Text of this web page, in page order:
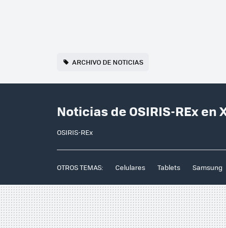
ARCHIVO DE NOTICIAS
Noticias de OSIRIS-REx en
OSIRIS-REx
OTROS TEMAS: Celulares Tablets Samsung